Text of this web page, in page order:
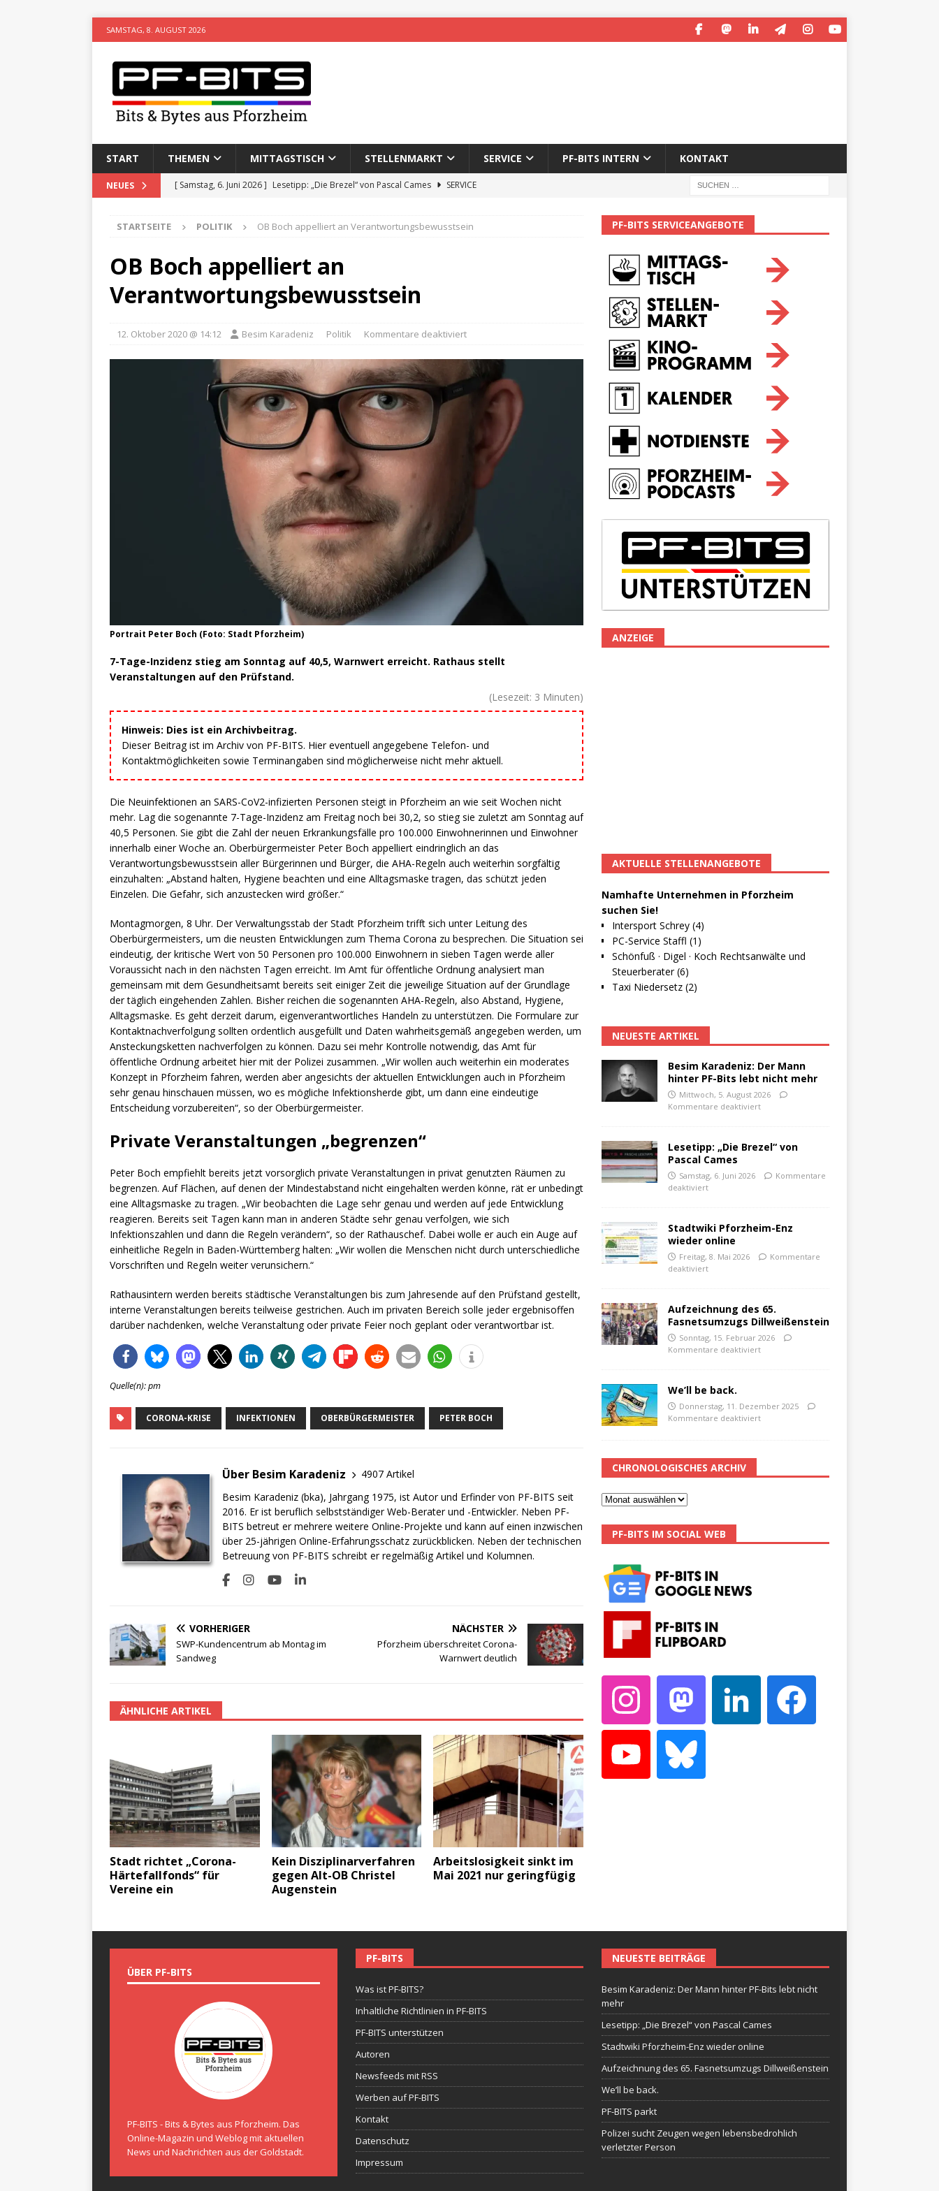
SAMSTAG, 8. AUGUST 2026
START THEMEN MITTAGSTISCH STELLENMARKT SERVICE PF-BITS INTERN KONTAKT
NEUES [ Samstag, 6. Juni 2026 ] Lesetipp: „Die Brezel“ von Pascal Cames
SERVICE
[ Sonntag, 15. Februar 2026 ] Aufzeichnung des 65. Fasnetsumzugs Dillweißenstein
VERANSTALTUNGEN
[ Donnerstag, 11. Dezember 2025 ]
[ Mittwoch, 5. August 2026 ] Besim Karadeniz: Der Mann hinter PF-Bits lebt nicht mehr
STARTSEITE POLITIK OB Boch appelliert an Verantwortungsbewusstsein
OB Boch appelliert an
Verantwortungsbewusstsein
12. Oktober 2020 @ 14:12 Besim Karadeniz Politik Kommentare deaktiviert
Portrait Peter Boch (Foto: Stadt Pforzheim)
7-Tage-Inzidenz stieg am Sonntag auf 40,5, Warnwert erreicht. Rathaus stellt
Veranstaltungen auf den Prüfstand.
(Lesezeit: 3 Minuten)
Hinweis: Dies ist ein Archivbeitrag.
Dieser Beitrag ist im Archiv von PF-BITS. Hier eventuell angegebene Telefon- und
Kontaktmöglichkeiten sowie Terminangaben sind möglicherweise nicht mehr aktuell.
Die Neuinfektionen an SARS-CoV2-infizierten Personen steigt in Pforzheim an wie seit Wochen nicht
mehr. Lag die sogenannte 7-Tage-Inzidenz am Freitag noch bei 30,2, so stieg sie zuletzt am Sonntag auf
40,5 Personen. Sie gibt die Zahl der neuen Erkrankungsfälle pro 100.000 Einwohnerinnen und Einwohner
innerhalb einer Woche an. Oberbürgermeister Peter Boch appelliert eindringlich an das
Verantwortungsbewusstsein aller Bürgerinnen und Bürger, die AHA-Regeln auch weiterhin sorgfältig
einzuhalten: „Abstand halten, Hygiene beachten und eine Alltagsmaske tragen, das schützt jeden
Einzelen. Die Gefahr, sich anzustecken wird größer.“
Montagmorgen, 8 Uhr. Der Verwaltungsstab der Stadt Pforzheim trifft sich unter Leitung des
Oberbürgermeisters, um die neusten Entwicklungen zum Thema Corona zu besprechen. Die Situation sei
eindeutig, der kritische Wert von 50 Personen pro 100.000 Einwohnern in sieben Tagen werde aller
Voraussicht nach in den nächsten Tagen erreicht. Im Amt für öffentliche Ordnung analysiert man
gemeinsam mit dem Gesundheitsamt bereits seit einiger Zeit die jeweilige Situation auf der Grundlage
der täglich eingehenden Zahlen. Bisher reichen die sogenannten AHA-Regeln, also Abstand, Hygiene,
Alltagsmaske. Es geht derzeit darum, eigenverantwortliches Handeln zu unterstützen. Die Formulare zur
Kontaktnachverfolgung sollten ordentlich ausgefüllt und Daten wahrheitsgemäß angegeben werden, um
Ansteckungsketten nachverfolgen zu können. Dazu sei mehr Kontrolle notwendig, das Amt für
öffentliche Ordnung arbeitet hier mit der Polizei zusammen. „Wir wollen auch weiterhin ein moderates
Konzept in Pforzheim fahren, werden aber angesichts der aktuellen Entwicklungen auch in Pforzheim
sehr genau hinschauen müssen, wo es mögliche Infektionsherde gibt, um dann eine eindeutige
Entscheidung vorzubereiten“, so der Oberbürgermeister.
Private Veranstaltungen „begrenzen“
Peter Boch empfiehlt bereits jetzt vorsorglich private Veranstaltungen in privat genutzten Räumen zu
begrenzen. Auf Flächen, auf denen der Mindestabstand nicht eingehalten werden könne, rät er unbedingt
eine Alltagsmaske zu tragen. „Wir beobachten die Lage sehr genau und werden auf jede Entwicklung
reagieren. Bereits seit Tagen kann man in anderen Städte sehr genau verfolgen, wie sich
Infektionszahlen und dann die Regeln verändern“, so der Rathauschef. Dabei wolle er auch ein Auge auf
einheitliche Regeln in Baden-Württemberg halten: „Wir wollen die Menschen nicht durch unterschiedliche
Vorschriften und Regeln weiter verunsichern.“
Rathausintern werden bereits städtische Veranstaltungen bis zum Jahresende auf den Prüfstand gestellt,
interne Veranstaltungen bereits teilweise gestrichen. Auch im privaten Bereich solle jeder ergebnisoffen
darüber nachdenken, welche Veranstaltung oder private Feier noch geplant oder verantwortbar ist.
Quelle(n): pm
CORONA-KRISE INFEKTIONEN OBERBÜRGERMEISTER PETER BOCH
Über Besim Karadeniz
4907 Artikel
Besim Karadeniz (bka), Jahrgang 1975, ist Autor und Erfinder von PF-BITS seit
2016. Er ist beruflich selbstständiger Web-Berater und -Entwickler. Neben PF-
BITS betreut er mehrere weitere Online-Projekte und kann auf einen inzwischen
über 25-jährigen Online-Erfahrungsschatz zurückblicken. Neben der technischen
Betreuung von PF-BITS schreibt er regelmäßig Artikel und Kolumnen.
VORHERIGER
SWP-Kundencentrum ab Montag im
Sandweg
NÄCHSTER
Pforzheim überschreitet Corona-
Warnwert deutlich
ÄHNLICHE ARTIKEL
Stadt richtet „Corona-
Härtefallfonds“ für
Vereine ein
Kein Disziplinarverfahren
gegen Alt-OB Christel
Augenstein
Arbeitslosigkeit sinkt im
Mai 2021 nur geringfügig
PF-BITS SERVICEANGEBOTE
ANZEIGE
AKTUELLE STELLENANGEBOTE
Namhafte Unternehmen in Pforzheim
suchen Sie!
Intersport Schrey (4)
PC-Service Staffl (1)
Schönfuß · Digel · Koch Rechtsanwälte und
Steuerberater (6)
Taxi Niedersetz (2)
NEUESTE ARTIKEL
Besim Karadeniz: Der Mann
hinter PF-Bits lebt nicht mehr
Mittwoch, 5. August 2026
Kommentare deaktiviert
Lesetipp: „Die Brezel“ von
Pascal Cames
Samstag, 6. Juni 2026
Kommentare
deaktiviert
Stadtwiki Pforzheim-Enz
wieder online
Freitag, 8. Mai 2026
Kommentare
deaktiviert
Aufzeichnung des 65.
Fasnetsumzugs Dillweißenstein
Sonntag, 15. Februar 2026
Kommentare deaktiviert
We’ll be back.
Donnerstag, 11. Dezember 2025
Kommentare deaktiviert
CHRONOLOGISCHES ARCHIV
PF-BITS IM SOCIAL WEB
ÜBER PF-BITS
PF-BITS - Bits & Bytes aus Pforzheim. Das
Online-Magazin und Weblog mit aktuellen
News und Nachrichten aus der Goldstadt.
PF-BITS
Was ist PF-BITS?
Inhaltliche Richtlinien in PF-BITS
PF-BITS unterstützen
Autoren
Newsfeeds mit RSS
Werben auf PF-BITS
Kontakt
Datenschutz
Impressum
NEUESTE BEITRÄGE
Besim Karadeniz: Der Mann hinter PF-Bits lebt nicht
mehr
Lesetipp: „Die Brezel“ von Pascal Cames
Stadtwiki Pforzheim-Enz wieder online
Aufzeichnung des 65. Fasnetsumzugs Dillweißenstein
We’ll be back.
PF-BITS parkt
Polizei sucht Zeugen wegen lebensbedrohlich
verletzter Person